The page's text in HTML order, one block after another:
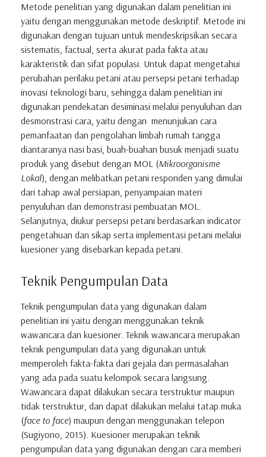
Metode penelitian yang digunakan dalam penelitian ini
yaitu dengan menggunakan metode deskriptif. Metode ini
digunakan dengan tujuan untuk mendeskripsikan secara
sistematis, factual, serta akurat pada fakta atau
karakteristik dan sifat populasi. Untuk dapat mengetahui
perubahan perilaku petani atau persepsi petani terhadap
inovasi teknologi baru, sehingga dalam penelitian ini
digunakan pendekatan desiminasi melalui penyuluhan dan
desmonstrasi cara, yaitu dengan menunjukan cara
pemanfaatan dan pengolahan limbah rumah tangga
diantaranya nasi basi, buah-buahan busuk menjadi suatu
produk yang disebut dengan MOL (Mikroorganisme
Lokal), dengan melibatkan petani responden yang dimulai
dari tahap awal persiapan, penyampaian materi
penyuluhan dan demonstrasi pembuatan MOL.
Selanjutnya, diukur persepsi petani berdasarkan indicator
pengetahuan dan sikap serta implementasi petani melalui
kuesioner yang disebarkan kepada petani.
Teknik Pengumpulan Data
Teknik pengumpulan data yang digunakan dalam
penelitian ini yaitu dengan menggunakan teknik
wawancara dan kuesioner. Teknik wawancara merupakan
teknik pengumpulan data yang digunakan untuk
memperoleh fakta-fakta dari gejala dan permasalahan
yang ada pada suatu kelompok secara langsung.
Wawancara dapat dilakukan secara terstruktur maupun
tidak terstruktur, dan dapat dilakukan melalui tatap muka
(face to face) maupun dengan menggunakan telepon
(Sugiyono, 2015). Kuesioner merupakan teknik
pengumpulan data yang digunakan dengan cara memberi